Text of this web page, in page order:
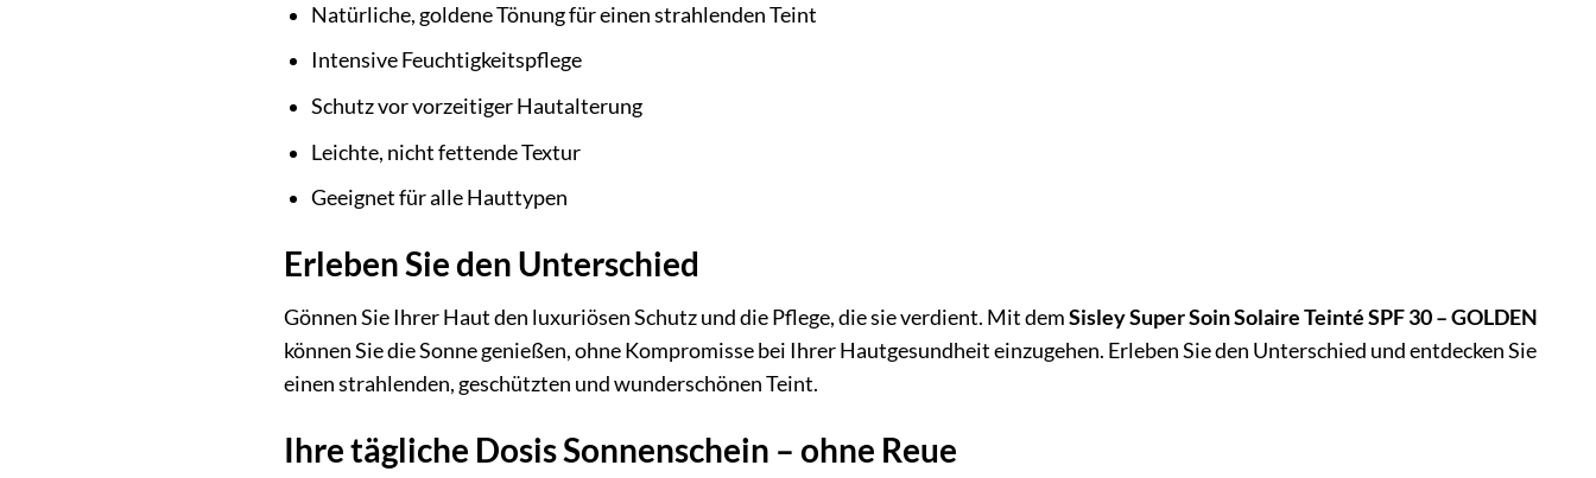
Natürliche, goldene Tönung für einen strahlenden Teint
Intensive Feuchtigkeitspflege
Schutz vor vorzeitiger Hautalterung
Leichte, nicht fettende Textur
Geeignet für alle Hauttypen
Erleben Sie den Unterschied
Gönnen Sie Ihrer Haut den luxuriösen Schutz und die Pflege, die sie verdient. Mit demSisley Super Soin Solaire Teinté SPF 30 – GOLDEN
können Sie die Sonne genießen, ohne Kompromisse bei Ihrer Hautgesundheit einzugehen. Erleben Sie den Unterschied und entdecken Sie
einen strahlenden, geschützten und wunderschönen Teint.
Ihre tägliche Dosis Sonnenschein – ohne Reue